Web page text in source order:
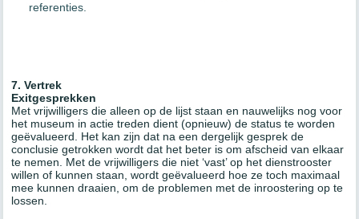
referenties.
7. Vertrek
Exitgesprekken
Met vrijwilligers die alleen op de lijst staan en nauwelijks nog voor
het museum in actie treden dient (opnieuw) de status te worden
geëvalueerd. Het kan zijn dat na een dergelijk gesprek de
conclusie getrokken wordt dat het beter is om afscheid van elkaar
te nemen. Met de vrijwilligers die niet ‘vast’ op het dienstrooster
willen of kunnen staan, wordt geëvalueerd hoe ze toch maximaal
mee kunnen draaien, om de problemen met de inroostering op te
lossen.